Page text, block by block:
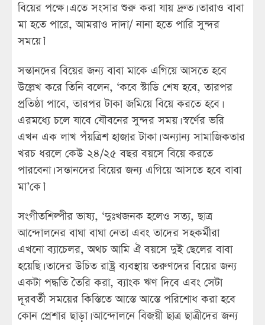
বিয়ের পক্ষে। এতে সংসার শুরু করা যায় দ্রুত। তারাও বাবা
মা হতে পারে, আমরাও দাদা/ নানা হতে পারি সুন্দর
সময়ে।’
সন্তানদের বিয়ের জন্য বাবা মাকে এগিয়ে আসতে হবে
উল্লেখ করে তিনি বলেন, ‘কবে স্টাডি শেষ হবে, তারপর
প্রতিষ্ঠা পাবে, তারপর টাকা জমিয়ে বিয়ে করতে হবে।
এরমধ্যে চলে যাবে যৌবনের সুন্দর সময়। স্বর্ণের ভরি
এখন এক লাখ পঁয়ত্রিশ হাজার টাকা। অন্যান্য সামাজিকতার
খরচ ধরলে কেউ ২৪/২৫ বছর বয়সে বিয়ে করতে
পারবেনা। সন্তানদের বিয়ের জন্য এগিয়ে আসতে হবে বাবা
মা’কে।’
সংগীতশিল্পীর ভাষ্য, ‘দুঃখজনক হলেও সত্য, ছাত্র
আন্দোলনের বাঘা বাঘা নেতা এবং তাদের সহকর্মীরা
এখনো ব্যাচেলর, অথচ আমি ঐ বয়সে দুই ছেলের বাবা
হয়েছি। তাদের উচিত রাষ্ট্র ব্যবস্থায় তরুণদের বিয়ের জন্য
একটা পদ্ধতি তৈরি করা, ব্যাংক ঋণ দিবে এবং সেটা
দূরবর্তী সময়ের কিস্তিতে আস্তে আস্তে পরিশোধ করা হবে
কোন প্রেশার ছাড়া। আন্দোলনে বিজয়ী ছাত্র ছাত্রীদের জন্য